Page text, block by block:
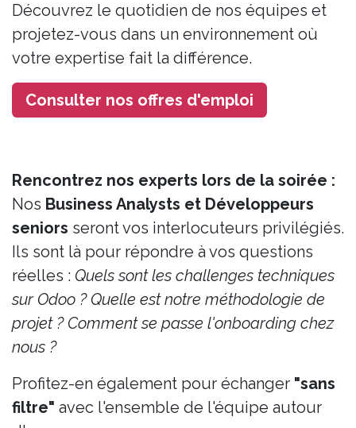
Découvrez le quotidien de nos équipes et
projetez-vous dans un environnement où
votre expertise fait la différence.
Consulter nos offres d'emploi
Rencontrez nos experts lors de la soirée :
Nos Business Analysts et Développeurs
seniors seront vos interlocuteurs privilégiés.
Ils sont là pour répondre à vos questions
réelles : Quels sont les challenges techniques
sur Odoo ? Quelle est notre méthodologie de
projet ? Comment se passe l'onboarding chez
nous ?
Profitez-en également pour échanger "sans
filtre" avec l'ensemble de l'équipe autour